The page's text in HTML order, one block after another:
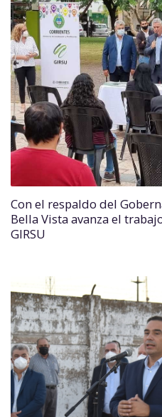
Con el respaldo del
Bella Vista avanza el
GIRSU